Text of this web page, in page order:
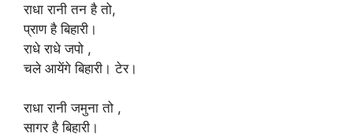
राधा रानी तन है तो,
प्राण है बिहारी।
राधे राधे जपो ,
चले आयेंगे बिहारी। टेर।
राधा रानी जमुना तो ,
सागर है बिहारी।